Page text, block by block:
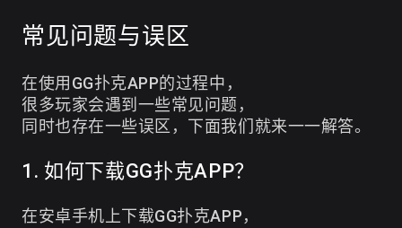
常见问题与误区
在使用GG扑克APP的过程中，
很多玩家会遇到一些常见问题，
同时也存在一些误区，下面我们就来一一解答。
1. 如何下载GG扑克APP？
在安卓手机上下载GG扑克APP，